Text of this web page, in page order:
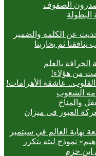
الصفوف
عن الكلمة والضمير
ثم يحاربنا
بالعلم
من هؤلاء!
عاشقة الأهرامات!
الشعوب
والمناخ
العبور فى ميزان
نهاية العالم في سبتمبر
نموذج ليته يتكرر
ابن حزم